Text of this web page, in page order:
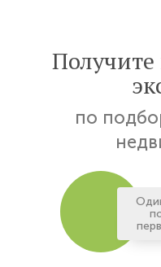
Получите
по